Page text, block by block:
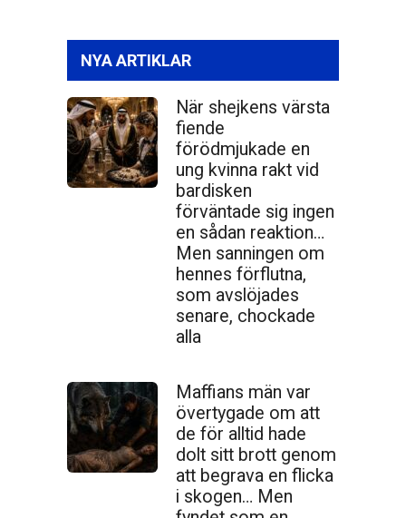
NYA ARTIKLAR
När shejkens värsta
fiende
förödmjukade en
ung kvinna rakt vid
bardisken
förväntade sig ingen
en sådan reaktion…
Men sanningen om
hennes förflutna,
som avslöjades
senare, chockade
alla
Maffians män var
övertygade om att
de för alltid hade
dolt sitt brott genom
att begrava en flicka
i skogen… Men